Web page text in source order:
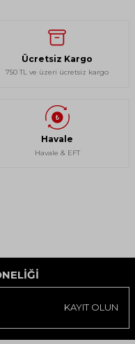
Ücretsiz Kargo
750 TL ve üzeri ücretsiz kargo
Havale
Havale & EFT
KAYIT OLUN